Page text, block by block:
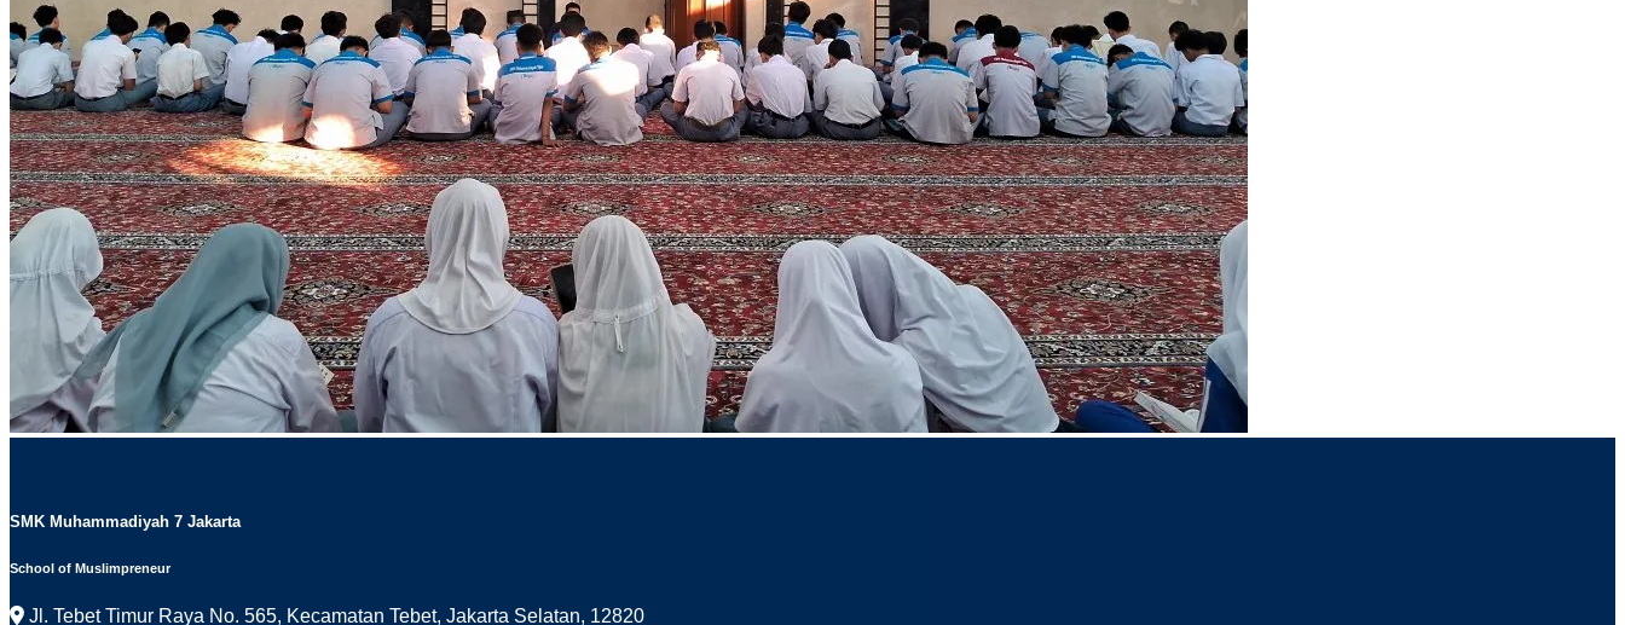
SMK Muhammadiyah 7 Jakarta
School of Muslimpreneur
Jl. Tebet Timur Raya No. 565, Kecamatan Tebet, Jakarta Selatan, 12820